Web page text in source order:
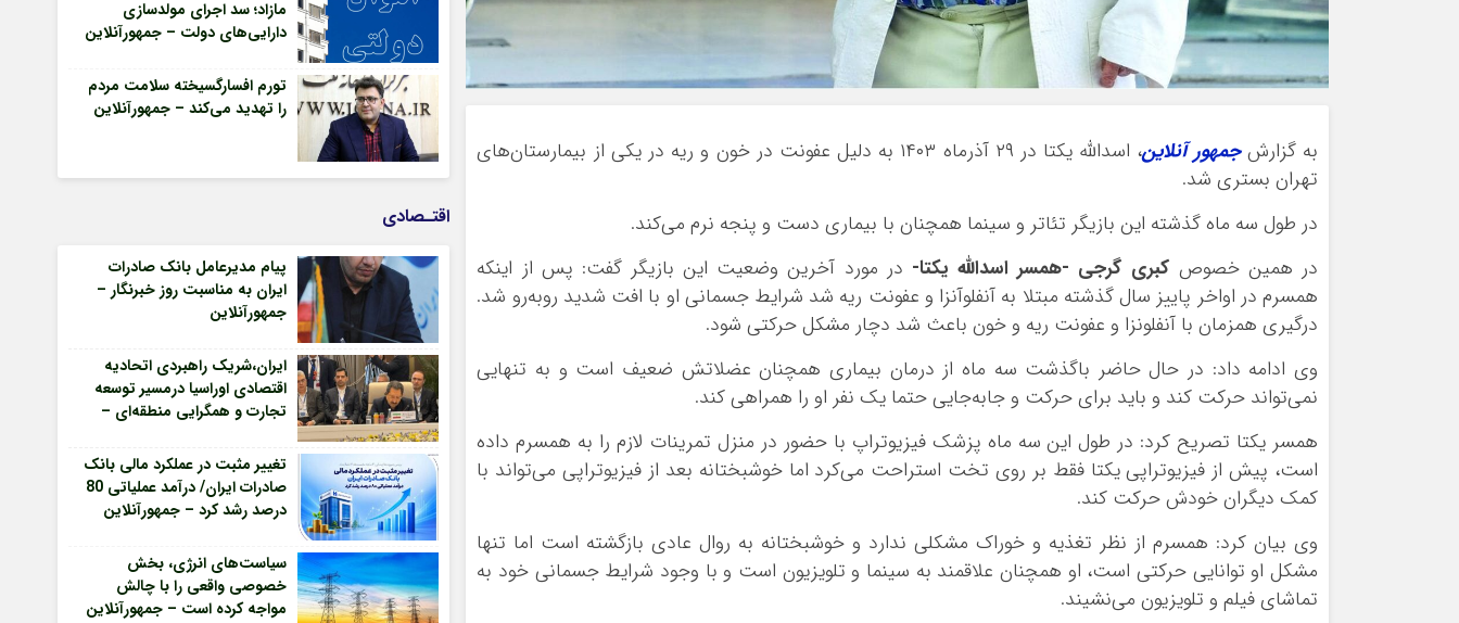
به گزارشجمهور آنلاین
، اسدالله یکتا در ۲۹ آذرماه ۱۴۰۳ به دلیل عفونت در خون و ریه در یکی از بیمارستان‌های
تهران بستری شد.
در طول سه ماه گذشته این بازیگر تئاتر و سینما همچنان با بیماری دست و پنجه نرم می‌کند.
در همین خصوصکبری گرجی -همسر اسدالله یکتا- در مورد آخرین وضعیت این بازیگر گفت: پس از اینکه
همسرم در اواخر پاییز سال گذشته مبتلا به آنفلوآنزا و عفونت ریه شد شرایط جسمانی او با افت شدید روبه‌رو شد.
درگیری همزمان با آنفلونزا و عفونت ریه و خون باعث شد دچار مشکل حرکتی شود.
وی ادامه داد: در حال حاضر باگذشت سه ماه از درمان بیماری همچنان عضلاتش ضعیف است و به تنهایی
نمی‌تواند حرکت کند و باید برای حرکت و جابه‌جایی حتما یک نفر او را همراهی کند.
همسر یکتا تصریح کرد: در طول این سه ماه پزشک فیزیوتراپ با حضور در منزل تمرینات لازم را به همسرم داده
است، پیش از فیزیوتراپی یکتا فقط بر روی تخت استراحت می‌کرد اما خوشبختانه بعد از فیزیوتراپی می‌تواند با
کمک دیگران خودش حرکت کند.
وی بیان کرد: همسرم از نظر تغذیه و خوراک مشکلی ندارد و خوشبختانه به روال عادی بازگشته است اما تنها
مشکل او توانایی حرکتی است، او همچنان علاقمند به سینما و تلویزیون است و با وجود شرایط جسمانی خود به
تماشای فیلم و تلویزیون می‌نشیند.
مازاد؛ سد اجرای مولدسازی
دارایی‌های دولت – جمهورآنلاین
تورم افسارگسیخته سلامت مردم
را تهدید می‌کند – جمهورآنلاین
اقتـصادی
پیام مدیرعامل بانک صادرات
ایران به مناسبت روز خبرنگار –
جمهورآنلاین
ایران،شریک راهبردی اتحادیه
اقتصادی اوراسیا درمسیر توسعه
تجارت و همگرایی منطقه‌ای –
تغییر مثبت در عملکرد مالی بانک
صادرات ایران/ درآمد عملیاتی 80
درصد رشد کرد – جمهورآنلاین
سیاست‌های انرژی، بخش
خصوصی واقعی را با چالش
مواجه کرده است – جمهورآنلاین